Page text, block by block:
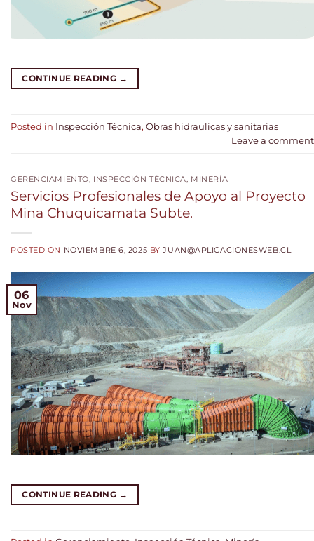
CONTINUE READING →
Posted in Inspección Técnica, Obras hidraulicas y sanitarias
Leave a comment
GERENCIAMIENTO, INSPECCIÓN TÉCNICA, MINERÍA
Servicios Profesionales de Apoyo al Proyecto
Mina Chuquicamata Subte.
POSTED ON NOVIEMBRE 6, 2025 BYJUAN@APLICACIONESWEB.CL
06
Nov
CONTINUE READING →